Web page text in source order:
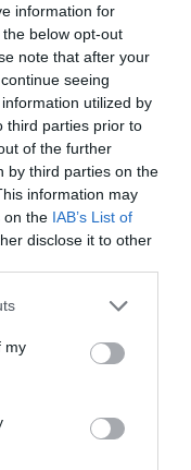
information for
below opt-out
note that after your
seeing
utilized by
third parties prior to
of the further
by third parties on the
information may
on the IAB’s List of
disclose it to other
or more Google
You may click to
third-party tags to
in below Google
my
májusban